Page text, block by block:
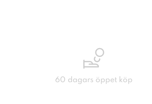
60 dagars öppet köp